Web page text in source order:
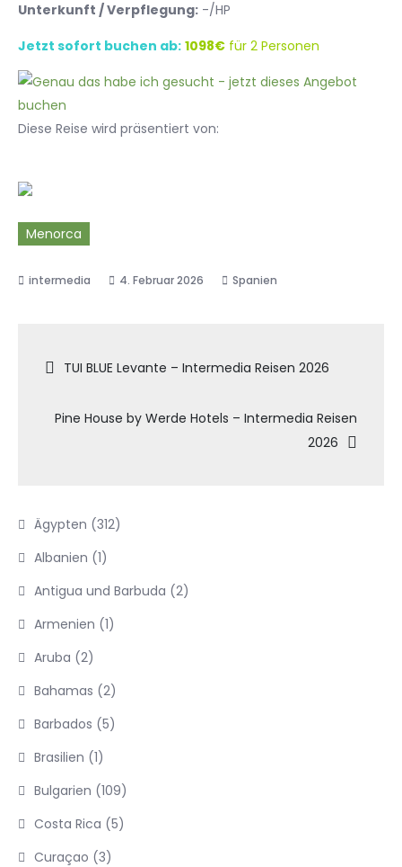
Unterkunft / Verpflegung: -/HP
Jetzt sofort buchen ab: 1098€ für 2 Personen
Diese Reise wird präsentiert von:
Menorca
4. Februar 2026 Spanien
Beitragsnavigation
TUI BLUE Levante – Intermedia Reisen 2026
Pine House by Werde Hotels – Intermedia Reisen
2026
Ägypten (312)
Albanien (1)
Antigua und Barbuda (2)
Armenien (1)
Aruba (2)
Bahamas (2)
Barbados (5)
Brasilien (1)
Bulgarien (109)
Costa Rica (5)
Curaçao (3)